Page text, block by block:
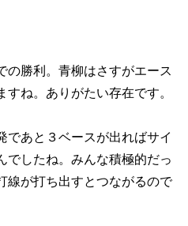
勝利。青柳はさすがエース
ね。ありがたい存在です。
あと３ベースが出ればサイ
でしたね。みんな積極的だっ
線が打ち出すとつながるので